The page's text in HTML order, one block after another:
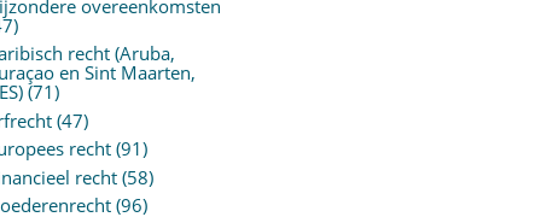
overeenkomsten
recht (Aruba,
en Sint Maarten,
(71)
(47)
recht(91)
recht(58)
(96)